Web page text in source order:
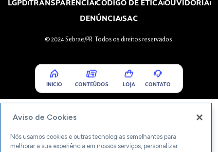
LGPDTRANSPARÊNCIACÓDIGO DE ÉTICAOUVIDORIA
DENÚNCIASAC
© 2024 Sebrae/PR. Todos os direitos reservados.
INICIO CONTEÚDOS LOJA CONTATO
Aviso de Cookies
Nós usamos cookies e outras tecnologias semelhantes para
melhorar a sua experiência em nossos serviços, personalizar